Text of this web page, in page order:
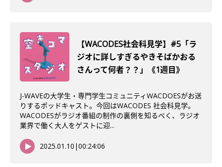
【WACODES社会科見学】#5「ラ
ジオに詳しすぎるやきそばかおる
さんって何者？？」《1週目》
J-WAVEの大学生・専門学生コミュニティWACDOESがお送
りするポッドキャスト。今回はWACODES 社会科見学。
WACODESがラジオ番組の制作の裏側を知るべく、ラジオ
業界で働く大人をゲストに迎...
2025.01.10 |00:24:06